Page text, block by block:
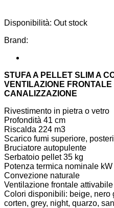
Disponibilità: Out stock
Brand:
STUFA A PELLET SLIM A
VENTILAZIONE FRONTALE
CANALIZZAZIONE
Rivestimento in pietra o vetro
Profondità 41 cm
Riscalda 224 m3
Scarico fumi superiore,
Bruciatore autopulente
Serbatoio pellet 35 kg
Potenza termica nominale kW
Convezione naturale
Ventilazione frontale attivabile
Colori disponibili: beige, nero
corten, grey, night, quarzo,